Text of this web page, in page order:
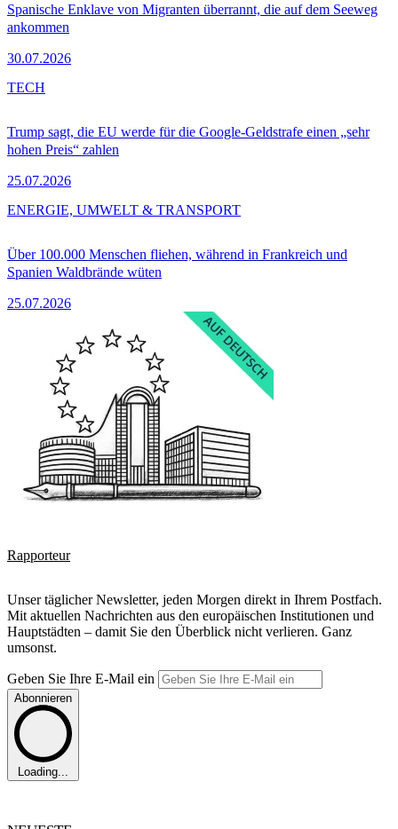
Spanische Enklave von Migranten überrannt, die auf dem Seeweg
ankommen
30.07.2026
Trump sagt, die EU werde für die Google-Geldstrafe einen „sehr
hohen Preis“ zahlen
25.07.2026
TECH
Über 100.000 Menschen fliehen, während in Frankreich und
Spanien Waldbrände wüten
25.07.2026
ENERGIE, UMWELT & TRANSPORT
Rapporteur
Unser täglicher Newsletter, jeden Morgen direkt in Ihrem Postfach.
Mit aktuellen Nachrichten aus den europäischen Institutionen und
Hauptstädten – damit Sie den Überblick nicht verlieren. Ganz
umsonst.
Geben Sie Ihre E-Mail ein
Abonnieren
Loading...